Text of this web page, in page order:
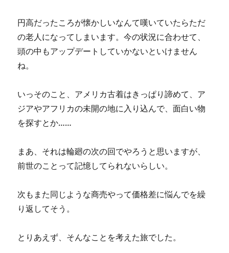
円高だったころが懐かしいなんて嘆いていたらただ
の老人になってしまいます。今の状況に合わせて、
頭の中もアップデートしていかないといけません
ね。
いっそのこと、アメリカ古着はきっぱり諦めて、ア
ジアやアフリカの未開の地に入り込んで、面白い物
を探すとか……
まあ、それは輪廻の次の回でやろうと思いますが、
前世のことって記憶してられないらしい。
次もまた同じような商売やって価格差に悩んでを繰
り返してそう。
とりあえず、そんなことを考えた旅でした。